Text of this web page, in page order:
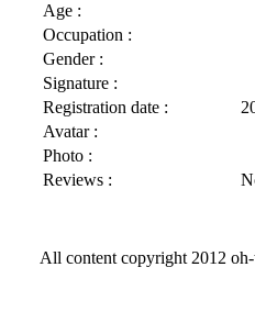
Age :
Occupation :
Gender :
Signature :
Registration date :
Avatar :
Photo :
Reviews :
All content copyright 2012